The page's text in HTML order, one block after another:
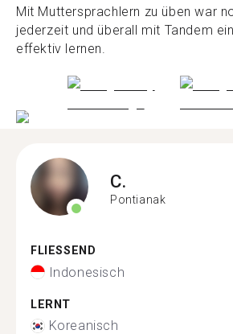
Mit Muttersprachlern zu üben war
jederzeit und überall mit Tandem
effektiv lernen.
C.
Pontianak
FLIESSEND
Indonesisch
LERNT
Koreanisch